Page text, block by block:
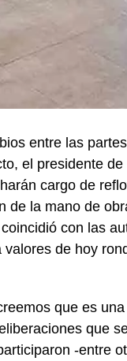
entre las
el presidente
cargo de
de la mano de
con las
de hoy
que es
que
-entre